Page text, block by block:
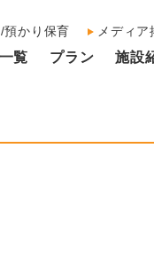
預かり保育 メディア
覧 プラン 施設